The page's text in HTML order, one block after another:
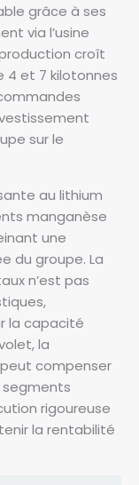
grâce à ses
via l’usine
croît
4 et 7 kilotonnes
sur le
au lithium
manganèse
une
du groupe. La
n’est pas
la capacité
la
compenser
rigoureuse
la rentabilité